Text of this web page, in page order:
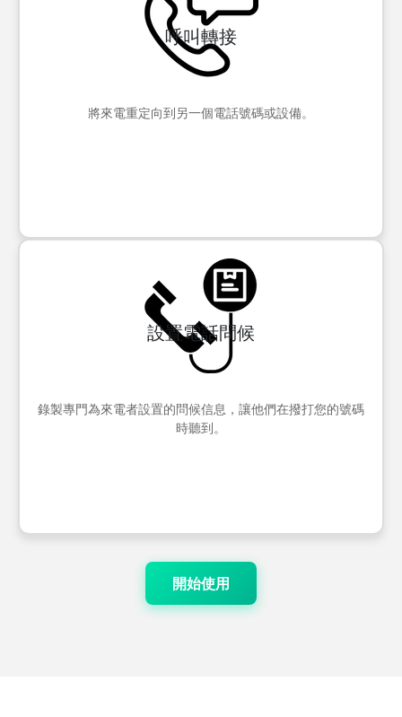
呼叫轉接
將來電重定向到另一個電話號碼或設備。
設置電話問候
錄製專門為來電者設置的問候信息，讓他們在撥打您的號碼
時聽到。
開始使用